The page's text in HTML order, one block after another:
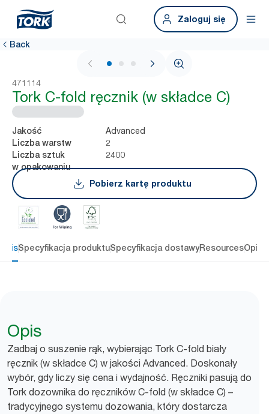
Zaloguj się
Back
1 / 3
471114
Tork C-fold ręcznik (w składce C)
Jakość Advanced
Liczba warstw 2
Liczba sztuk
w opakowaniu
2400
Pobierz kartę produktu
Specyfikacja produktuSpecyfikacja dostawyResources
Opis
Zadbaj o suszenie rąk, wybierając Tork C-fold biały
ręcznik (w składce C) w jakości Advanced. Doskonały
wybór, gdy liczy się cena i wydajność. Ręczniki pasują do
Tork dozownika do ręczników C-fold (w składce C) –
tradycyjnego systemu dozowania, który dostarcza